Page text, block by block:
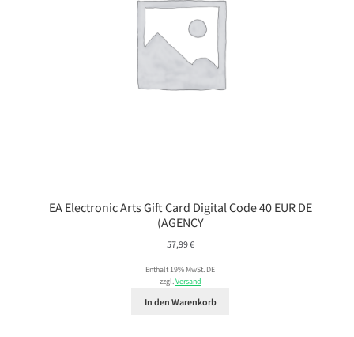
EA Electronic Arts Gift Card Digital Code 40 EUR DE
(AGENCY
57,99€
Enthält 19% MwSt. DE
zzgl.Versand
In den Warenkorb